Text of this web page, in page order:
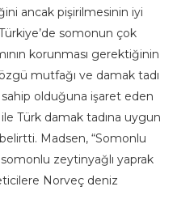
ancak pişirilmesinin iyi
somonun çok
korunması gerektiğinin
mutfağı ve damak tadı
olduğuna işaret eden
Türk damak tadına uygun
Madsen, “Somonlu
zeytinyağlı yaprak
Norveç deniz